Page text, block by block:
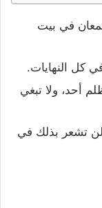
في بيت
كل النهايات.
أحد، ولا تبغي
تشعر بذلك في